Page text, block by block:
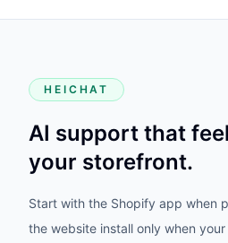
HEICHAT
AI support that
your storefront.
Start with the Shopify app when
the website install only when